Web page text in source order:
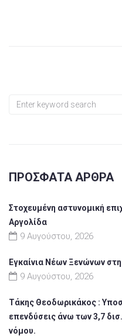
ΠΡΌΣΦΑΤΑ ΆΡΘΡΑ
Στοχευμένη αστυνομική
Αργολίδα
9 Αυγούστου, 2026
Εγκαίνια Νέων Ξενώνων
9 Αυγούστου, 2026
Τάκης Θεοδωρικάκος :
επενδύσεις άνω των 3,7
νόμου.